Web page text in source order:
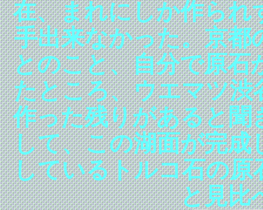
在、まれにしか作られ
手出来なかった。京都
とのこと、自分で原石
たところ、ウエマツ渋
作った残りがあると聞
して、この湖面が完成
しているトルコ石の原
と見比